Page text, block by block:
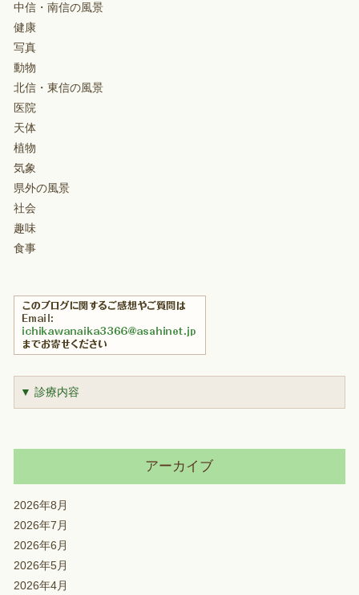
中信・南信の風景
健康
写真
動物
北信・東信の風景
医院
天体
植物
気象
県外の風景
社会
趣味
食事
▼ 診療内容
アーカイブ
2026年8月
2026年7月
2026年6月
2026年5月
2026年4月